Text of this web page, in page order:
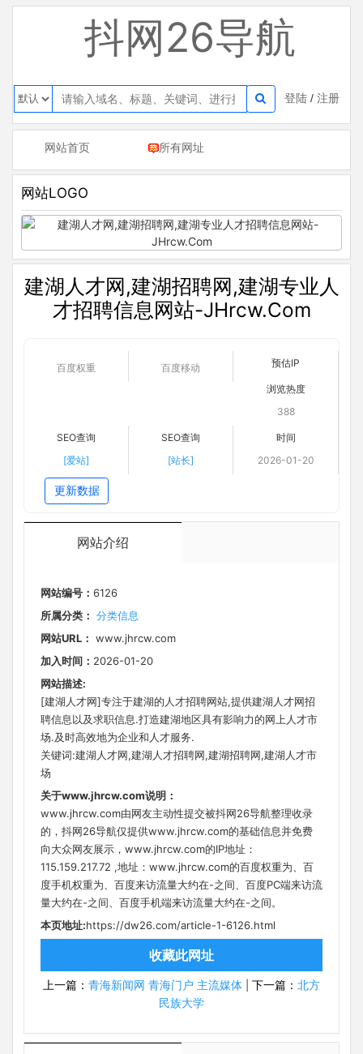
抖网26导航
登陆 /注册
网站首页 所有网址
网站LOGO
建湖人才网,建湖招聘网,建湖专业人
才招聘信息网站-JHrcw.Com
百度权重 百度移动 预估IP
浏览热度
388
SEO查询
[爱站]
SEO查询
[站长]
时间
2026-01-20
更新数据
网站介绍
网站编号： 6126
所属分类： 分类信息
网站URL： www.jhrcw.com
加入时间： 2026-01-20
网站描述:
[建湖人才网]专注于建湖的人才招聘网站,提供建湖人才网招
聘信息以及求职信息.打造建湖地区具有影响力的网上人才市
场.及时高效地为企业和人才服务.
关键词:建湖人才网,建湖人才招聘网,建湖招聘网,建湖人才市
场
关于www.jhrcw.com说明：
www.jhrcw.com由网友主动性提交被抖网26导航整理收录
的，抖网26导航仅提供www.jhrcw.com的基础信息并免费
向大众网友展示，www.jhrcw.com的IP地址：
115.159.217.72 ,地址：www.jhrcw.com的百度权重为、百
度手机权重为、百度来访流量大约在-之间、百度PC端来访流
量大约在-之间、百度手机端来访流量大约在-之间。
本页地址:https://dw26.com/article-1-6126.html
收藏此网址
上一篇： 青海新闻网 青海门户 主流媒体 下一篇： 北方
民族大学